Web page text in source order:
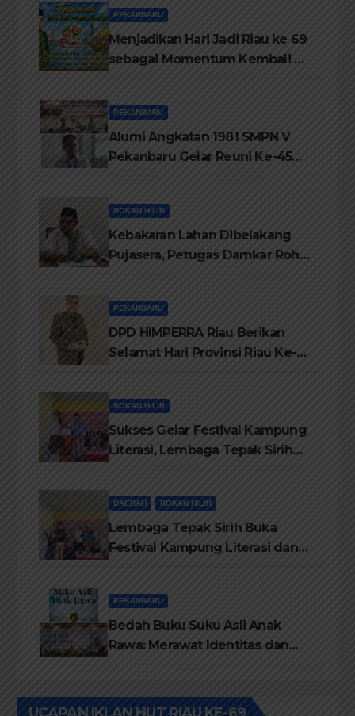
PEKANBARU
Menjadikan Hari Jadi Riau ke 69
sebagai Momentum Kembali ke
PEKANBARU
Alumi Angkatan 1981 SMPN V
Pekanbaru Gelar Reuni Ke-45
ROKAN HILIR
Kebakaran Lahan Dibelakang
Pujasera, Petugas Damkar Rohil
PEKANBARU
DPD HIMPERRA Riau Berikan
Selamat Hari Provinsi Riau Ke-
ROKAN HILIR
Sukses Gelar Festival Kampung
Literasi, Lembaga Tepak Sirih
DAERAH ROKAN HILIR
Lembaga Tepak Sirih Buka
Festival Kampung Literasi dan
PEKANBARU
Bedah Buku Suku Asli Anak
Rawa: Merawat Identitas dan